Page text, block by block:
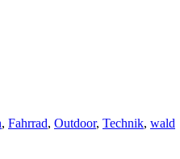
, Fahrrad, Outdoor, Technik, wald